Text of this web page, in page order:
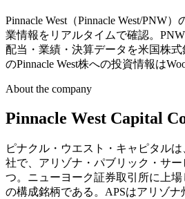
Pinnacle West（Pinnacle West/PNW
業情報をリアルタイムで確認。
配当・業績・決算データを米国株
のPinnacle West株への投資情報は
About the company
Pinnacle West Capital
ピナクル・ウエスト・キャピタル
社で、アリゾナ・パブリック・サ
つ。ニューヨーク証券取引所に上場
の構成銘柄である。APSはアリゾ